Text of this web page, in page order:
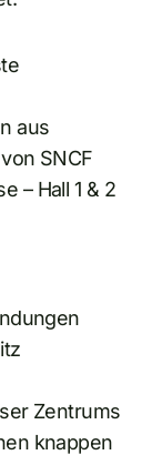
aus
SNCF
– Hall 1 & 2
Zentrums
knappen